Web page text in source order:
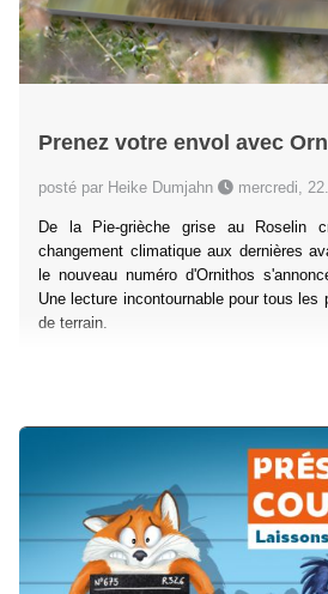
Prenez votre envol avec
posté par Heike Dumjahn mercredi,
De la Pie-grièche grise au Roselin
changement climatique aux dernières
le nouveau numéro d'Ornithos
Une lecture incontournable pour tous les
de terrain.